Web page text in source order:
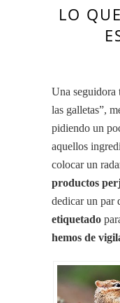
LO
Una seguidora
las galletas”,
pidiendo un
aquellos
colocar un
productos
dedicar un par
etiquetado
hemos de